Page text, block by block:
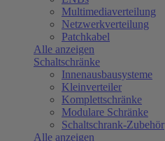
Multimediaverteilung
Netzwerkverteilung
Patchkabel
Alle anzeigen
Schaltschränke
Innenausbausysteme
Kleinverteiler
Komplettschränke
Modulare Schränke
Schaltschrank-Zubehör
Alle anzeigen